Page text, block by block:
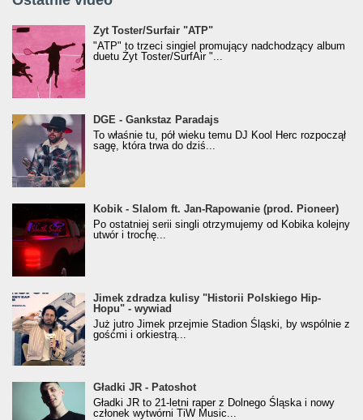
Żyt Toster/SurfAir - ATP VIDEO
Żyt Toster/Surfair "ATP"
"ATP" to trzeci singiel promujący nadchodzący album
duetu Żyt Toster/SurfAir "...
donGURALesko z nagrodą za
Klasyczny/Trueschoolowy Album Roku
(Popkillery 2023)
DGE - Gankstaz Paradajs
To właśnie tu, pół wieku temu DJ Kool Herc rozpoczął
sagę, która trwa do dziś...
Kobik - Slalom ft. Jan-Rapowanie (prod. Pioneer)
[Official Music Visualiser]
Kobik - Slalom ft. Jan-Rapowanie (prod. Pioneer)
Po ostatniej serii singli otrzymujemy od Kobika kolejny
utwór i trochę...
Jimek zdradza kulisy "Historii Polskiego Hip-
Hopu" - wywiad
Jimek zdradza kulisy "Historii Polskiego Hip-
Hopu" - wywiad
Już jutro Jimek przejmie Stadion Śląski, by wspólnie z
gośćmi i orkiestrą...
Gładki JR - Patoshot
Gładki JR - Patoshot
Gładki JR to 21-letni raper z Dolnego Śląska i nowy
członek wytwórni TiW Music...